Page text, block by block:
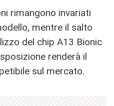
rimangono invariati
mentre il salto
del chip A13 Bionic
renderà il
sul mercato.